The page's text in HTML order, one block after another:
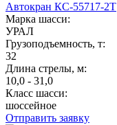
Автокран КС-55717-2Т
Марка шасси:
УРАЛ
Грузоподъемность, т:
32
Длина стрелы, м:
10,0 - 31,0
Класс шасси:
шоссейное
Отправить заявку